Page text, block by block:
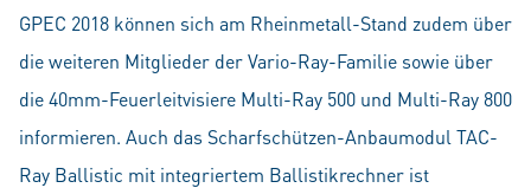
GPEC 2018 können sich am Rheinmetall-Stand zudem über
die weiteren Mitglieder der Vario-Ray-Familie sowie über
die 40mm-Feuerleitvisiere Multi-Ray 500 und Multi-Ray 800
informieren. Auch das Scharfschützen-Anbaumodul TAC-
Ray Ballistic mit integriertem Ballistikrechner ist